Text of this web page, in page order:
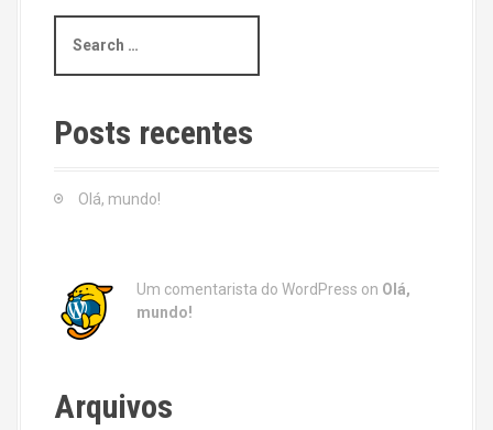
a
c
h
Posts recentes
Olá, mundo!
Um comentarista do WordPress on Olá,
mundo!
Arquivos